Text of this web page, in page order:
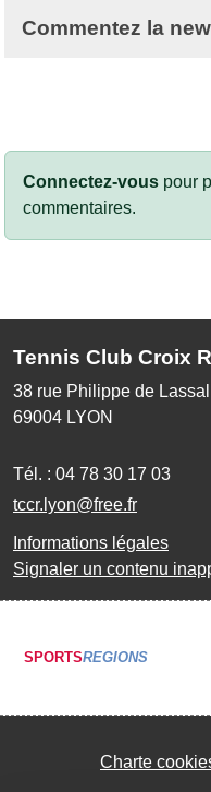
Commentez la
Connectez-vous pour
commentaires.
Tennis Club Croix
38 rue Philippe de
69004 LYON
Tél. : 04 78 30 17 03
tccr.lyon@free.fr
Informations légales
Signaler un contenu
SPORTSREGIONS
Charte